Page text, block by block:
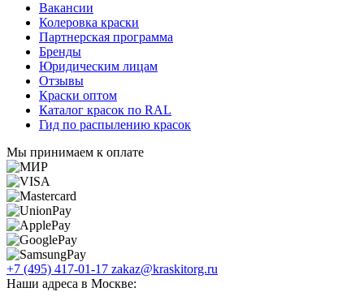
Вакансии
Колеровка краски
Партнерская программа
Бренды
Юридическим лицам
Отзывы
Краски оптом
Каталог красок по RAL
Гид по распылению красок
Мы принимаем к оплате
+7 (495) 417-01-17 zakaz@kraskitorg.ru
Наши адреса в Москве: